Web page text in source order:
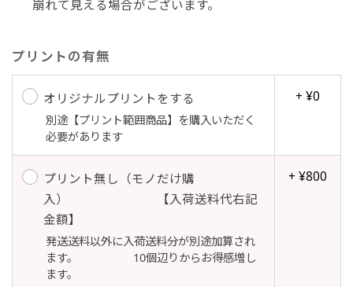
崩れて見える場合がございます。
プリントの有無
オリジナルプリントをする
別途【プリント範囲商品】を購入いただく
必要があります
+ ¥0
プリント無し（モノだけ購
入） 【入荷送料代右記
金額】
発送送料以外に入荷送料分が別途加算され
ます。 10個辺りからお得感増し
ます。
+ ¥800
自由入力(60x180以内)
長辺が180cm以内、短辺が60cm以内であれば自
由なサイズを指定下さい！
あんな場所こんな場所お好みのサイズでお好みの
幕の製作をお楽しみください
（※cm単位での指定でおねがいいたします。）
レギュラーのれん
(180x50)
レギュラーのれんは横幕の上部にチチを5か所つ
店の入口付近の装飾に是非！